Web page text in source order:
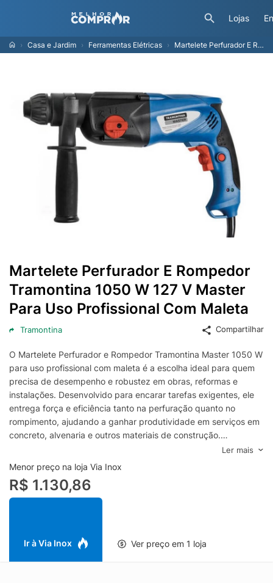
Lojas
Casa e Jardim Ferramentas Elétricas Martelete Perfurador E Rompedor Tramontina 1050 W 127 V Master Para Uso Profissional Com Maleta
Martelete Perfurador E Rompedor
Tramontina 1050 W 127 V Master
Para Uso Profissional Com Maleta
Tramontina Compartilhar
O Martelete Perfurador e Rompedor Tramontina Master 1050 W
para uso profissional com maleta é a escolha ideal para quem
precisa de desempenho e robustez em obras, reformas e
instalações. Desenvolvido para encarar tarefas exigentes, ele
entrega força e eficiência tanto na perfuração quanto no
rompimento, ajudando a ganhar produtividade em serviços em
concreto, alvenaria e outros materiais de construção.
Com a qualidade reconhecida da Tramontina, este martelete
profissional foi pensado para rotinas intensas, oferecendo
construção resistente e operação confiável para o dia a dia do
canteiro de obras. A linha Master é voltada para quem busca
uma ferramenta de alto rendimento, indicada para aplicações
Acompanha maleta, facilitando o transporte e a organização
Ler mais
Menor preço na loja Via Inox
R$ 1.130,86
Ir à Via Inox Ver preço em 1 loja